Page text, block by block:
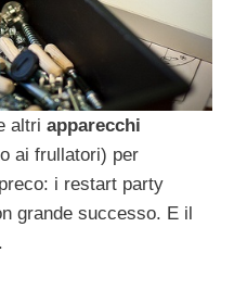
altri apparecchi
ai frullatori) per
i restart party
grande successo. E il